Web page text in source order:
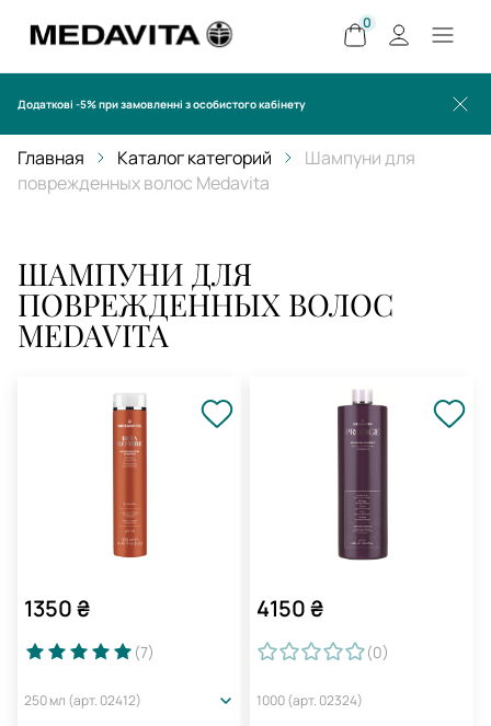
0
Додаткові -5% при замовленні з особистого кабінету
Главная Каталог категорий
Шампуни для
поврежденных волос Medavita
ШАМПУНИ ДЛЯ
ПОВРЕЖДЕННЫХ ВОЛОС
MEDAVITA
1350₴
(7)
250 мл (арт. 02412)
4150₴
(0)
1000 (арт. 02324)